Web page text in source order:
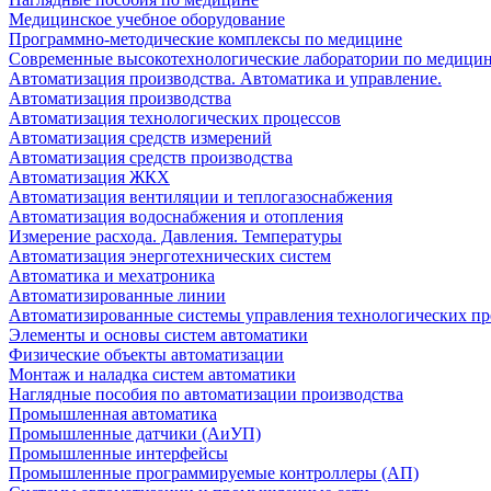
Медицинское учебное оборудование
Программно-методические комплексы по медицине
Современные высокотехнологические лаборатории по
Автоматизация производства. Автоматика и управление.
Автоматизация производства
Автоматизация технологических процессов
Автоматизация средств измерений
Автоматизация средств производства
Автоматизация ЖКХ
Автоматизация вентиляции и теплогазоснабжения
Автоматизация водоснабжения и отопления
Измерение расхода. Давления. Температуры
Автоматизация энерготехнических систем
Автоматика и мехатроника
Автоматизированные линии
Автоматизированные системы управления технологических
Элементы и основы систем автоматики
Физические объекты автоматизации
Монтаж и наладка систем автоматики
Наглядные пособия по автоматизации производства
Промышленная автоматика
Промышленные датчики (АиУП)
Промышленные интерфейсы
Промышленные программируемые контроллеры (АП)